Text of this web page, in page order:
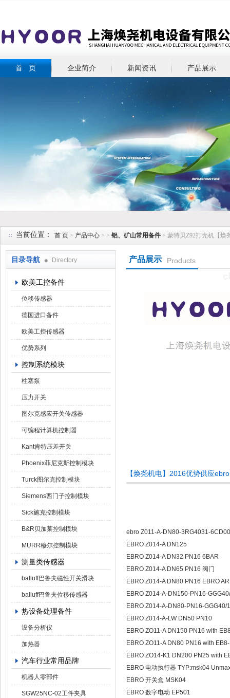
首 页 企业简介 新闻资讯 产品展示
当前位置： 首 页 > 产品中心 > > 铝、矿山常用备件 > 蒙特贝Z92打壳机【焕
目录导航 Directory
欧美工控备件
位移传感器
德国进口备件
欧美工控传感器
优势系列
控制系统模块
柱塞泵
压力开关
图尔克感应开关传感器
可编程计算机控制器
Kant肯特压差开关
Phoenix菲尼克斯控制模块
Turck图尔克控制模块
Siemens西门子控制模块
Sick施克控制模块
B&R贝加莱控制模块
MURR穆尔控制模块
测量类传感器
balluff巴鲁夫磁性开关滑块
balluff巴鲁夫位移传感器
热设备处理备件
设备分析仪
加热器
汽车行业常用品牌
机器人零部件
SGW25NC-02工件夹具
产品展示 Products
【焕尧机电】2016优势供应
ebro Z011-A-DN80-3RG4031-
EBRO Z014-A DN125
EBRO Z014-A DN32 PN16 6BAR
EBRO Z014-A DN65 PN16 阀门
EBRO Z014-A DN80 PN16 EBRO
EBRO Z014-A-DN150-PN16-
EBRO Z014-A-DN80-PN16-GGG40/
EBRO Z014-A-LW DN50 PN10
EBRO ZO11-A DN150 PN16 with
EBRO ZO11-A DN80 PN16 with
EBRO ZO14-K1 DN200 PN25 with
EBRO 电动执行器 TYP:msk04
EBRO 开关盒 MSK04
EBRO 数字电动 EP501